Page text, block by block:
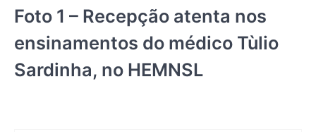
Foto 1 – Recepção atenta nos
ensinamentos do médico Tùlio
Sardinha, no HEMNSL